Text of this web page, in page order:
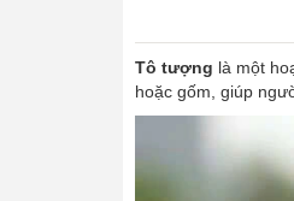
Tô tượng là một
hoặc gốm, giúp